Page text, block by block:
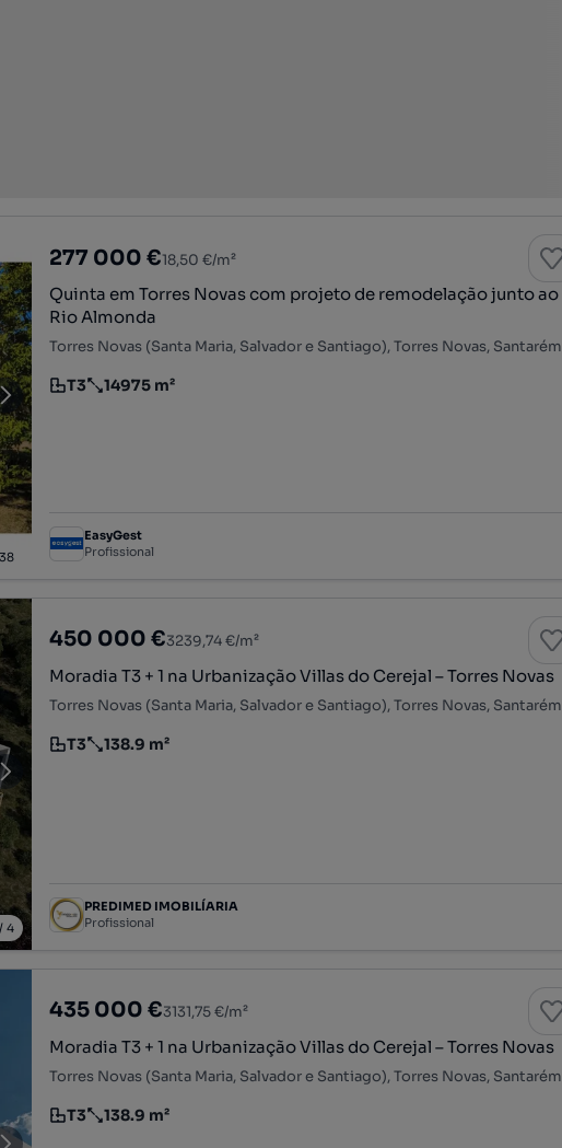
38
277 000 €18,50 €/m²
Quinta em Torres Novas com projeto de remodelação junto ao
Rio Almonda
Torres Novas (Santa Maria, Salvador e Santiago), Torres Novas, Santarém
Tipologia
T3
Preço por metro quadrado
14975 m²
EasyGest
Profissional
4
450 000 €3239,74 €/m²
Moradia T3 + 1 na Urbanização Villas do Cerejal – Torres Novas
Torres Novas (Santa Maria, Salvador e Santiago), Torres Novas, Santarém
Tipologia
T3
Preço por metro quadrado
138.9 m²
PREDIMED IMOBILÍARIA
Profissional
435 000 €3131,75 €/m²
Moradia T3 + 1 na Urbanização Villas do Cerejal – Torres Novas
Torres Novas (Santa Maria, Salvador e Santiago), Torres Novas, Santarém
Tipologia
T3
Preço por metro quadrado
138.9 m²